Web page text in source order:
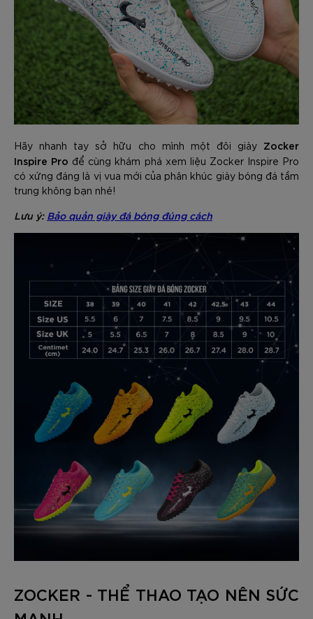
Hãy nhanh tay sở hữu cho mình một đôi giày Zocker
Inspire Pro để cùng khám phá xem liệu Zocker Inspire Pro
có xứng đáng là vị vua mới của phân khúc giày bóng đá tầm
trung không bạn nhé!
Lưu ý: Bảo quản giày đá bóng đúng cách
ZOCKER - THỂ THAO TẠO NÊN SỨC